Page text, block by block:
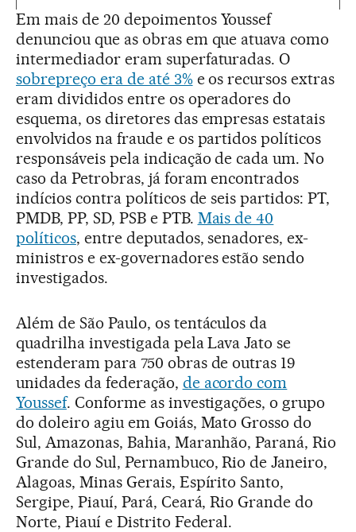
Em mais de 20 depoimentos Youssef
denunciou que as obras em que atuava como
intermediador eram superfaturadas. O
sobrepreço era de até 3% e os recursos extras
eram divididos entre os operadores do
esquema, os diretores das empresas estatais
envolvidos na fraude e os partidos políticos
responsáveis pela indicação de cada um. No
caso da Petrobras, já foram encontrados
indícios contra políticos de seis partidos: PT,
PMDB, PP, SD, PSB e PTB. Mais de 40
políticos, entre deputados, senadores, ex-
ministros e ex-governadores estão sendo
investigados.
Além de São Paulo, os tentáculos da
quadrilha investigada pela Lava Jato se
estenderam para 750 obras de outras 19
unidades da federação, de acordo com
Youssef. Conforme as investigações, o grupo
do doleiro agiu em Goiás, Mato Grosso do
Sul, Amazonas, Bahia, Maranhão, Paraná, Rio
Grande do Sul, Pernambuco, Rio de Janeiro,
Alagoas, Minas Gerais, Espírito Santo,
Sergipe, Piauí, Pará, Ceará, Rio Grande do
Norte, Piauí e Distrito Federal.